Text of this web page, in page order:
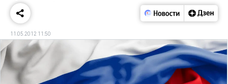
11.05.2012 11:50